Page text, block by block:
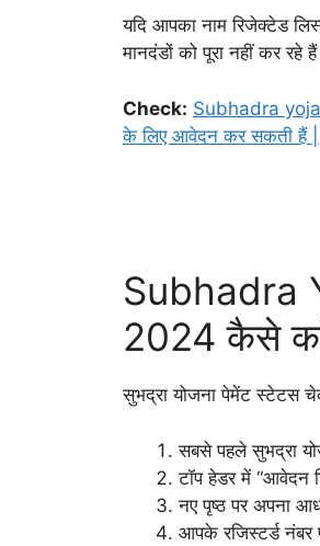
यदि आपका नाम रिजेक्टेड
मानदंडों को पूरा नहीं कर रहे
Check: Subhadra
के लिए आवेदन कर सकती हैं |
Subhadra
2024 कैसे
सुभद्रा योजना पेमेंट स्टेटस
सबसे पहले सुभद्रा
टॉप हेडर में “आवेदन
नए पृष्ठ पर अपना
आपके रजिस्टर्ड